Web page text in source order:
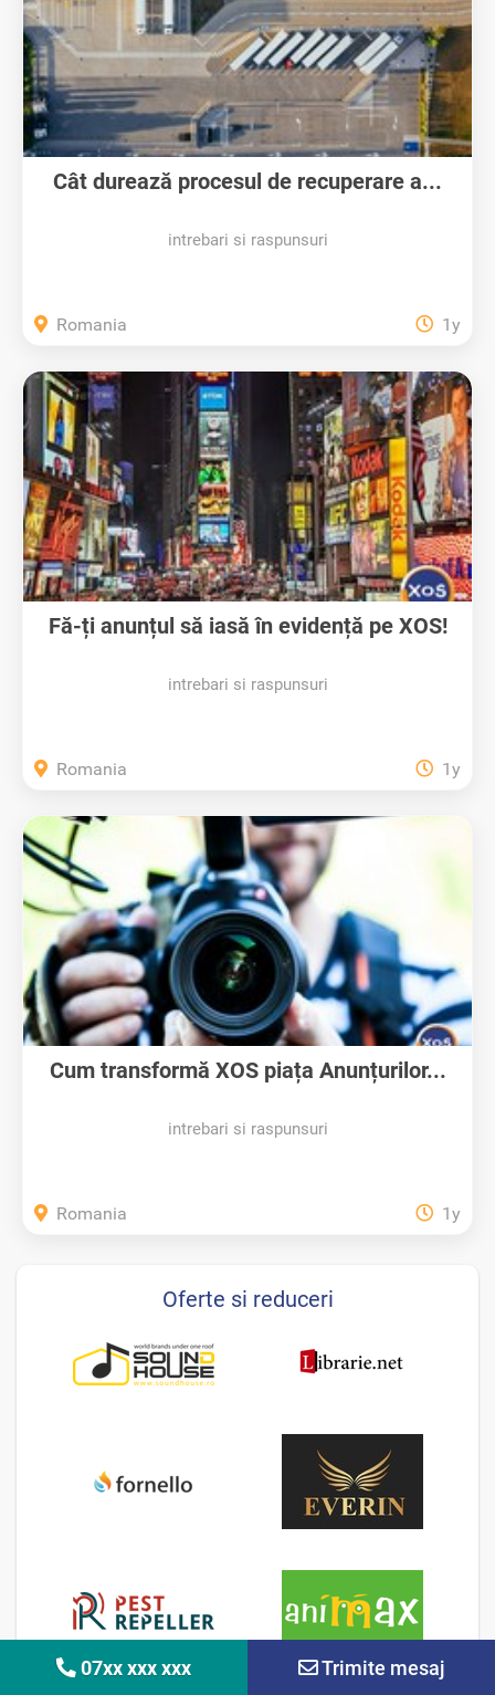
07xx xxx xxx Trimite mesaj
Cât durează procesul de recuperare a...
intrebari si raspunsuri
Romania 1y
Fă-ți anunțul să iasă în evidență pe XOS!
intrebari si raspunsuri
Romania 1y
Cum transformă XOS piața Anunțurilor...
intrebari si raspunsuri
Romania 1y
Oferte si reduceri